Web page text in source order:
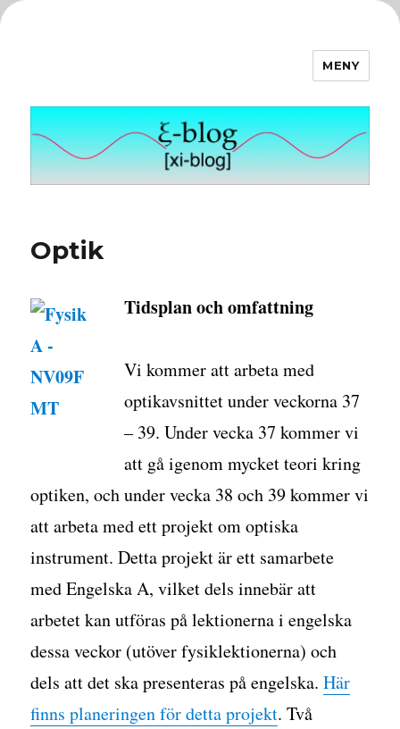
MENY
Optik
Tidsplan och omfattning
Vi kommer att arbeta med
optikavsnittet under veckorna 37
– 39. Under vecka 37 kommer vi
att gå igenom mycket teori kring
optiken, och under vecka 38 och 39 kommer vi
att arbeta med ett projekt om optiska
instrument. Detta projekt är ett samarbete
med Engelska A, vilket dels innebär att
arbetet kan utföras på lektionerna i engelska
dessa veckor (utöver fysiklektionerna) och
dels att det ska presenteras på engelska.Här
finns planeringen för detta projekt. Två